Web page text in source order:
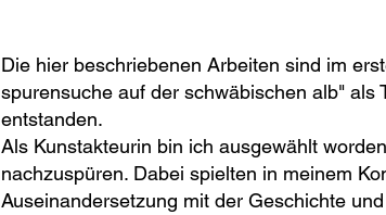
Die hier beschriebenen Arbeiten sind im
spurensuche auf der schwäbischen alb" als
entstanden.
Als Kunstakteurin bin ich ausgewählt
nachzuspüren. Dabei spielten in meinem
Auseinandersetzung mit der Geschichte